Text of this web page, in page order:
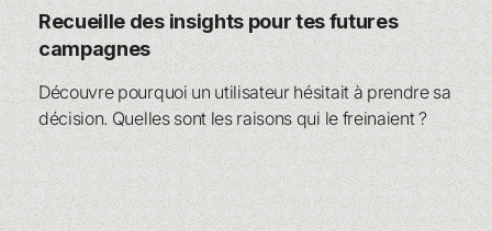
Recueille des insights pour tes futures
campagnes
Découvre pourquoi un utilisateur hésitait à prendre sa
décision. Quelles sont les raisons qui le freinaient ?